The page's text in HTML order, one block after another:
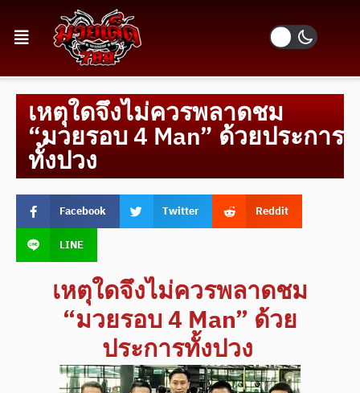
เหตุใดจึงไม่ควรพลาดชม
“มวยรอบ 4 Man” ด้วยประการ
ทั้งปวง
Facebook Twitter
Reddit
LINE
เหตุใดจึงไม่ควรพลาดชม
“มวยรอบ 4 Man” ด้วย
ประการทั้งปวง